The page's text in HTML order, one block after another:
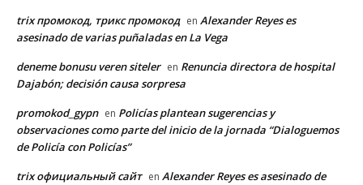
trix промокод, трикс промокод en Alexander Reyes es
asesinado de varias puñaladas en La Vega
deneme bonusu veren siteler en Renuncia directora de hospital
Dajabón; decisión causa sorpresa
promokod_gypn en Policías plantean sugerencias y
observaciones como parte del inicio de la jornada “Dialoguemos
de Policía con Policías”
trix официальный сайт en Alexander Reyes es asesinado de